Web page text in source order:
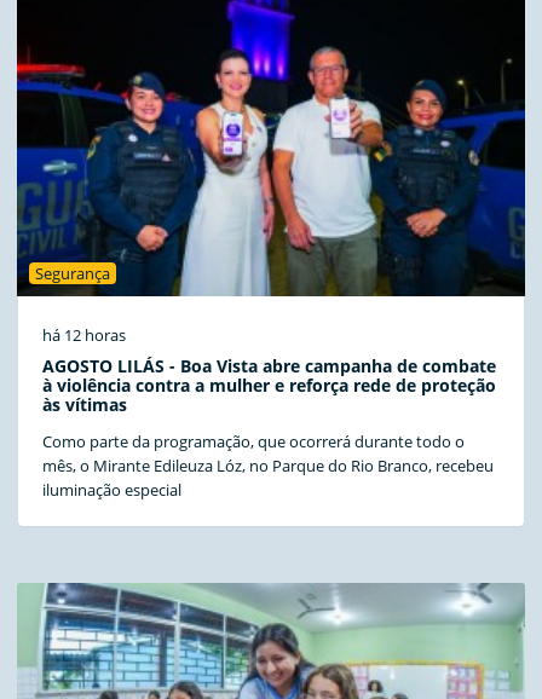
Segurança
há 12 horas
AGOSTO LILÁS - Boa Vista abre campanha de combate
à violência contra a mulher e reforça rede de proteção
às vítimas
Como parte da programação, que ocorrerá durante todo o
mês, o Mirante Edileuza Lóz, no Parque do Rio Branco, recebeu
iluminação especial